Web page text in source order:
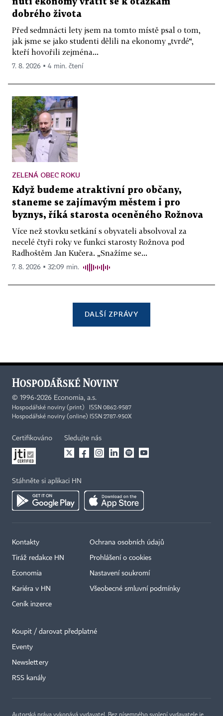
nutí ekonomy vrátit se k otázkám
dobrého života
Před sedmnácti lety jsem na tomto místě psal o tom,
jak jsme se jako studenti dělili na ekonomy „tvrdé“,
kteří hovořili zejména...
7. 8. 2026 ▪ 4 min. čtení
ZELENÁ OBEC ROKU
Když budeme atraktivní pro občany,
staneme se zajímavým městem i pro
byznys, říká starosta oceněného Rožnova
Více než stovku setkání s obyvateli absolvoval za
necelé čtyři roky ve funkci starosty Rožnova pod
Radhoštěm Jan Kučera. „Snažíme se...
7. 8. 2026 ▪ 32:09 min.
DALŠÍ ZPRÁVY
© 1996-2026 Economia, a.s.
Hospodářské noviny (print) ISSN 0862-9587
Hospodářské noviny (online) ISSN 2787-950X
Certifikováno Sledujte nás
Stáhněte si aplikaci HN
Kontakty
Tiráž redakce HN
Economia
Kariéra v HN
Ceník inzerce
Ochrana osobních údajů
Prohlášení o cookies
Nastavení soukromí
Všeobecné smluvní podmínky
Koupit / darovat předplatné
Eventy
Newslettery
RSS kanály